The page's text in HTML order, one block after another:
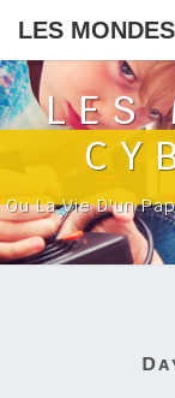
LES
LES
Ou La Vie D'un